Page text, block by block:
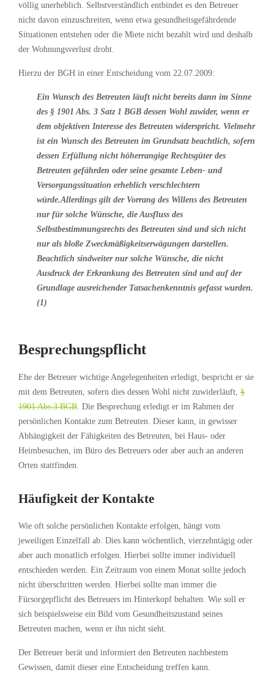
völlig unerheblich. Selbstverständlich entbindet es den Betreuer
nicht davon einzuschreiten, wenn etwa gesundheitsgefährdende
Situationen entstehen oder die Miete nicht bezahlt wird und deshalb
der Wohnungsverlust droht.
Hierzu der BGH in einer Entscheidung vom 22.07.2009:
Ein Wunsch des Betreuten läuft nicht bereits dann im Sinne
des § 1901 Abs. 3 Satz 1 BGB dessen Wohl zuwider, wenn er
dem objektiven Interesse des Betreuten widerspricht. Vielmehr
ist ein Wunsch des Betreuten im Grundsatz beachtlich, sofern
dessen Erfüllung nicht höherrangige Rechtsgüter des
Betreuten gefährden oder seine gesamte Leben- und
Versorgungssituation erheblich verschlechtern
würde.Allerdings gilt der Vorrang des Willens des Betreuten
nur für solche Wünsche, die Ausfluss des
Selbstbestimmungsrechts des Betreuten sind und sich nicht
nur als bloße Zweckmäßigkeitserwägungen darstellen.
Beachtlich sindweiter nur solche Wünsche, die nicht
Ausdruck der Erkrankung des Betreuten sind und auf der
Grundlage ausreichender Tatsachenkenntnis gefasst wurden.
(1)
Besprechungspflicht
Ehe der Betreuer wichtige Angelegenheiten erledigt, bespricht er sie
mit dem Betreuten, sofern dies dessen Wohl nicht zuwiderläuft, §
1901 Abs.3 BGB. Die Besprechung erledigt er im Rahmen der
persönlichen Kontakte zum Betreuten. Dieser kann, in gewisser
Abhängigkeit der Fähigkeiten des Betreuten, bei Haus- oder
Heimbesuchen, im Büro des Betreuers oder aber auch an anderen
Orten stattfinden.
Häufigkeit der Kontakte
Wie oft solche persönlichen Kontakte erfolgen, hängt vom
jeweiligen Einzelfall ab. Dies kann wöchentlich, vierzehntägig oder
aber auch monatlich erfolgen. Hierbei sollte immer individuell
entschieden werden. Ein Zeitraum von einem Monat sollte jedoch
nicht überschritten werden. Hierbei sollte man immer die
Fürsorgepflicht des Betreuers im Hinterkopf behalten. Wie soll er
sich beispielsweise ein Bild vom Gesundheitszustand seines
Betreuten machen, wenn er ihn nicht sieht.
Der Betreuer berät und informiert den Betreuten nachbestem
Gewissen, damit dieser eine Entscheidung treffen kann.